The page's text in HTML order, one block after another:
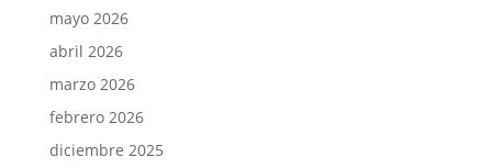
mayo 2026
abril 2026
marzo 2026
febrero 2026
diciembre 2025